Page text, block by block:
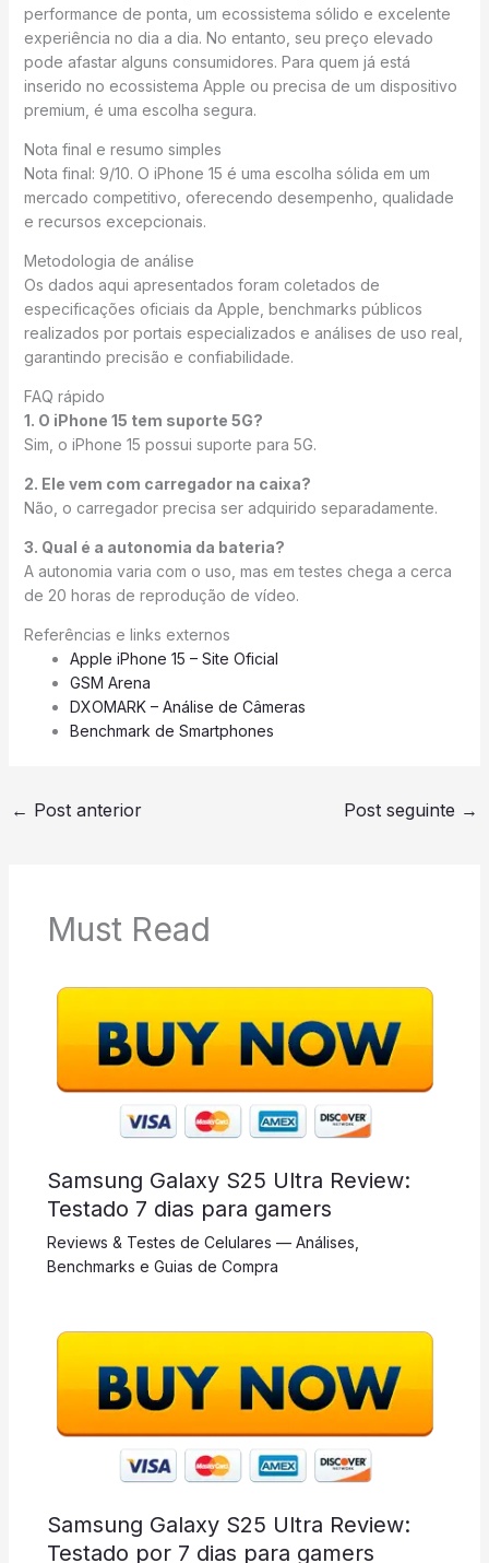
performance de ponta, um ecossistema sólido e excelente
experiência no dia a dia. No entanto, seu preço elevado
pode afastar alguns consumidores. Para quem já está
inserido no ecossistema Apple ou precisa de um dispositivo
premium, é uma escolha segura.
Nota final e resumo simples
Nota final: 9/10. O iPhone 15 é uma escolha sólida em um
mercado competitivo, oferecendo desempenho, qualidade
e recursos excepcionais.
Metodologia de análise
Os dados aqui apresentados foram coletados de
especificações oficiais da Apple, benchmarks públicos
realizados por portais especializados e análises de uso real,
garantindo precisão e confiabilidade.
FAQ rápido
1. O iPhone 15 tem suporte 5G?
Sim, o iPhone 15 possui suporte para 5G.
2. Ele vem com carregador na caixa?
Não, o carregador precisa ser adquirido separadamente.
3. Qual é a autonomia da bateria?
A autonomia varia com o uso, mas em testes chega a cerca
de 20 horas de reprodução de vídeo.
Referências e links externos
Apple iPhone 15 – Site Oficial
GSM Arena
DXOMARK – Análise de Câmeras
Benchmark de Smartphones
← Post anterior Post seguinte →
Must Read
Samsung Galaxy S25 Ultra Review:
Testado 7 dias para gamers
Reviews & Testes de Celulares — Análises,
Benchmarks e Guias de Compra
Samsung Galaxy S25 Ultra Review:
Testado por 7 dias para gamers